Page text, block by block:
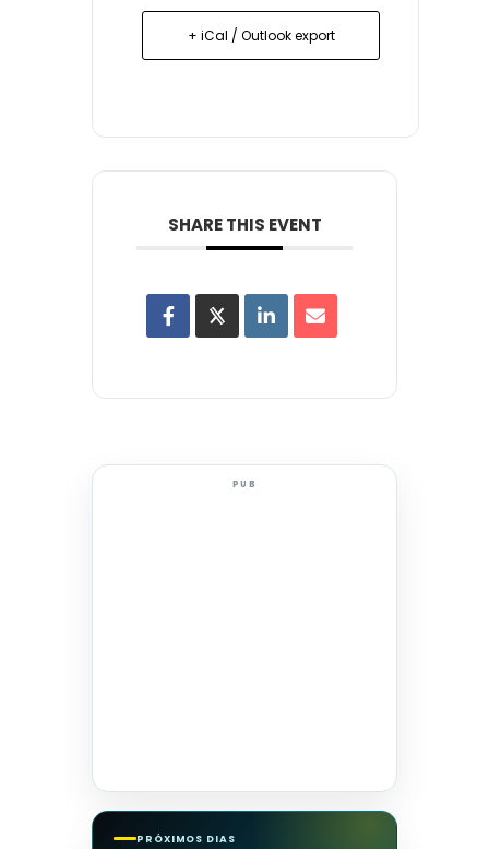
+ iCal / Outlook export
SHARE THIS EVENT
PUB
PRÓXIMOS DIAS